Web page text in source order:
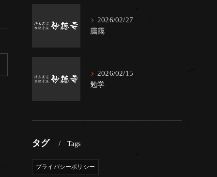
2026/02/27
靄靄
2026/02/15
勉学
タグ Tags
プライバシーポリシー